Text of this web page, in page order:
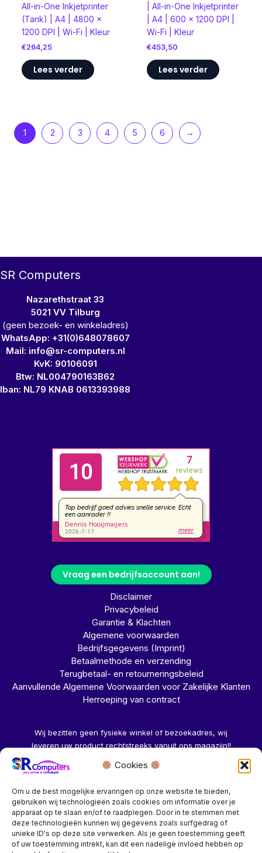
Cookies
Om u de best mogelijke ervaringen op onze website te bieden,
gebruiken wij technologieën zoals cookies om informatie over je
apparaat op te slaan en/of te raadplegen. Door in te stemmen met
deze technologieën kunnen wij gegevens zoals surfgedrag of
unieke ID's op deze site verwerken. Als je geen toestemming geeft
of uw toestemming intrekt, kan dit een nadelige invloed hebben op
All-in-One Inkjetprinter
(Tank) | A4 | 4800 x
1200 DPI | Wi-Fi | Kleur
€264,25
Lees verder
| All-in-One Inkjetprinter
| A4 | 600 x 1200 DPI |
Wi-Fi | Kleur
€453,50
Lees verder
1 2 3 4 5 6 →
SR Computers
Nazarethstraat 33
5021 VV Tilburg
(geen bezoek- en winkeladres)
WhatsApp: +31(0)648078607
Mail: info@sr-computers.nl
KvK: 90106091
Btw: NL004790163B62
Iban: NL79 KNAB 0613393988
Vraag een bedrijfsaccount aan!
Disclaimer
Privacybeleid
Garantie & Klachten
Algemene voorwaarden
Bedrijfsgegevens (Imprint)
Betaalmethode en verzending
Terugbetaal- en retourneringsbeleid
Aanvullende Algemene Voorwaarden voor Zakelijke Klanten
Herroeping van contract
Wij bezitten geen fysieke winkel of bezoekadres, wij
leveren uw product rechtstreeks vanuit ons magazijn!!
Herroeping aanvragen →
Bedrijf? vraag een account aan voor speciale prijzen!